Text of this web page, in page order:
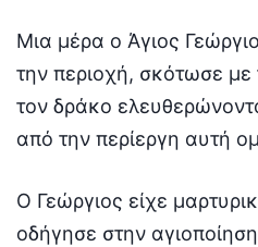
Μια μέρα ο Άγιος
την περιοχή, σκότωσε
τον δράκο
από την περίεργη αυτή
Ο Γεώργιος είχε
οδήγησε στην